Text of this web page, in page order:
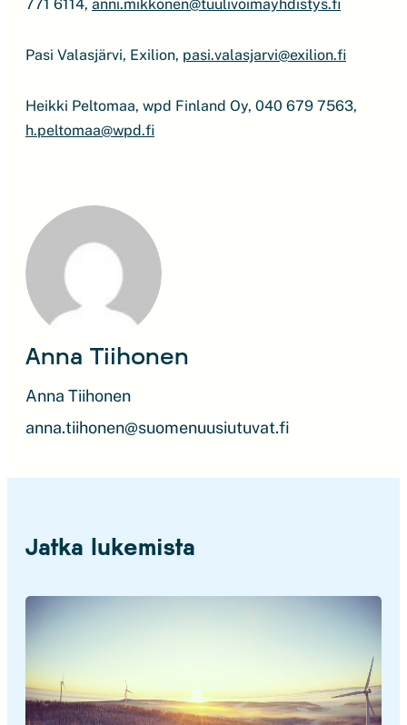
771 6114, anni.mikkonen@tuulivoimayhdistys.fi
Pasi Valasjärvi, Exilion, pasi.valasjarvi@exilion.fi
Heikki Peltomaa, wpd Finland Oy, 040 679 7563,
h.peltomaa@wpd.fi
Anna Tiihonen
Anna Tiihonen
anna.tiihonen@suomenuusiutuvat.fi
Jatka lukemista